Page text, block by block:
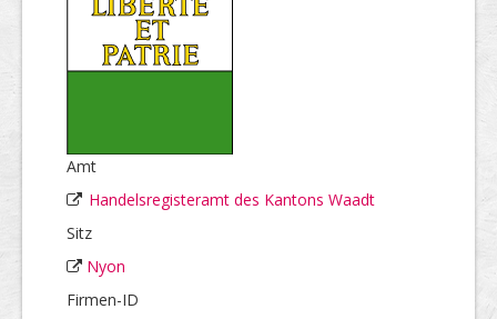
Amt
Handelsregisteramt des Kantons Waadt
Sitz
Nyon
Firmen-ID